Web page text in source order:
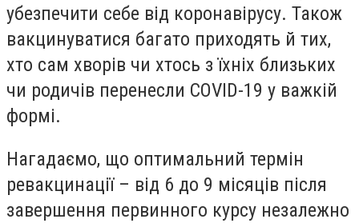
убезпечити себе від коронавірусу. Також
вакцинуватися багато приходять й тих,
хто сам хворів чи хтось з їхніх близьких
чи родичів перенесли COVID-19 у важкій
формі.
Нагадаємо, що оптимальний термін
ревакцинації – від 6 до 9 місяців після
завершення первинного курсу незалежно